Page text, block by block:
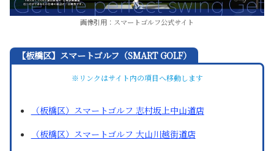
画像引用：スマートゴルフ公式サイト
【板橋区】スマートゴルフ（SMART GOLF）
※リンクはサイト内の項目へ移動します
（板橋区）スマートゴルフ 志村坂上中山道店
（板橋区）スマートゴルフ 大山川越街道店